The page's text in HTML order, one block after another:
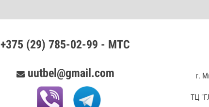
+375 (29) 785-02-99 - МТС
uutbel@gmail.com
г.
ТЦ